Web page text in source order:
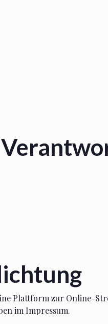
Plattform zur Online-
im Impressum.